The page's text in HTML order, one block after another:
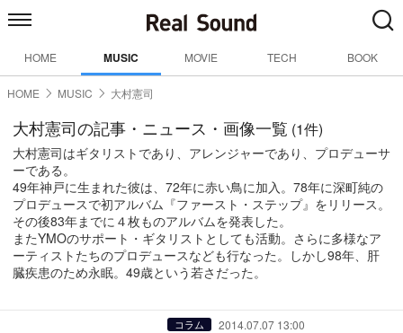
HOME MUSIC MOVIE TECH BOOK
HOME MUSIC 大村憲司
大村憲司の記事・ニュース・画像一覧 (1件)
大村憲司はギタリストであり、アレンジャーであり、プロデューサ
ーである。
49年神戸に生まれた彼は、72年に赤い鳥に加入。78年に深町純の
プロデュースで初アルバム『ファースト・ステップ』をリリース。
その後83年までに４枚ものアルバムを発表した。
またYMOのサポート・ギタリストとしても活動。さらに多様なア
ーティストたちのプロデュースなども行なった。しかし98年、肝
臓疾患のため永眠。49歳という若さだった。
コラム 2014.07.07 13:00